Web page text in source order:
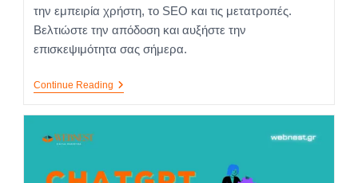
την εμπειρία χρήστη, το SEO και τις μετατροπές.
Βελτιώστε την απόδοση και αυξήστε την
επισκεψιμότητα σας σήμερα.
Continue Reading